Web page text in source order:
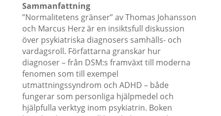
Sammanfattning
”Normalitetens gränser” av Thomas Johansson
och Marcus Herz är en insiktsfull diskussion
över psykiatriska diagnosers samhälls- och
vardagsroll. Författarna granskar hur
diagnoser – från DSM:s framväxt till moderna
fenomen som till exempel
utmattningssyndrom och ADHD – både
fungerar som personliga hjälpmedel och
hjälpfulla verktyg inom psykiatrin. Boken